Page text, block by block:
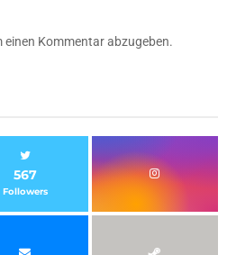
einen Kommentar abzugeben.
567
Followers